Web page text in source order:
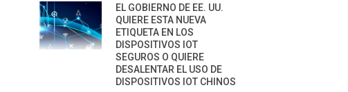
EL GOBIERNO DE EE. UU.
QUIERE ESTA NUEVA
ETIQUETA EN LOS
DISPOSITIVOS IOT
SEGUROS O QUIERE
DESALENTAR EL USO DE
DISPOSITIVOS IOT CHINOS